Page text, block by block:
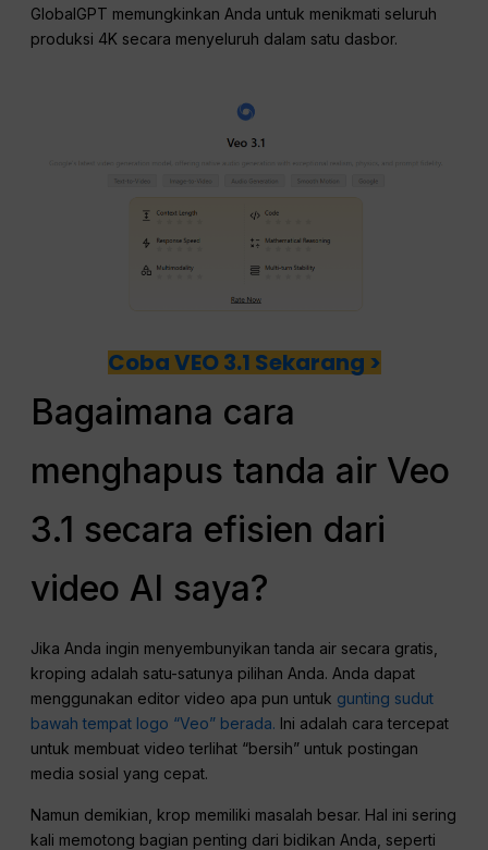
GlobalGPT memungkinkan Anda untuk menikmati seluruh
produksi 4K secara menyeluruh dalam satu dasbor.
Coba VEO 3.1 Sekarang >
Bagaimana cara
menghapus tanda air Veo
3.1 secara efisien dari
video AI saya?
Jika Anda ingin menyembunyikan tanda air secara gratis,
kroping adalah satu-satunya pilihan Anda. Anda dapat
menggunakan editor video apa pun untuk gunting sudut
bawah tempat logo “Veo” berada. Ini adalah cara tercepat
untuk membuat video terlihat “bersih” untuk postingan
media sosial yang cepat.
Namun demikian, krop memiliki masalah besar. Hal ini sering
kali memotong bagian penting dari bidikan Anda, seperti